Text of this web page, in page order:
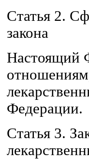
Статья 2.
закона
Настоящий
Федерации.
Статья 3.